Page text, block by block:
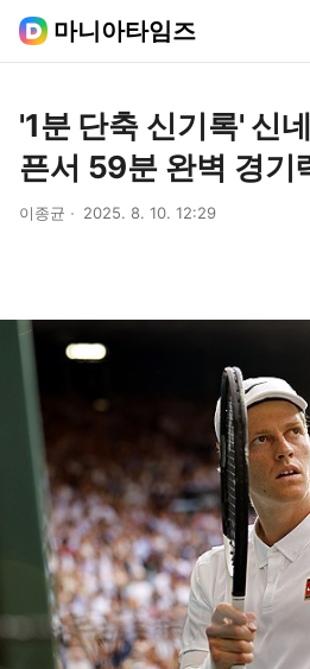
마니아타임즈
'1분 단축 신기록' 신
픈서 59분 완벽 경기
이종균 2025. 8. 10. 12:29